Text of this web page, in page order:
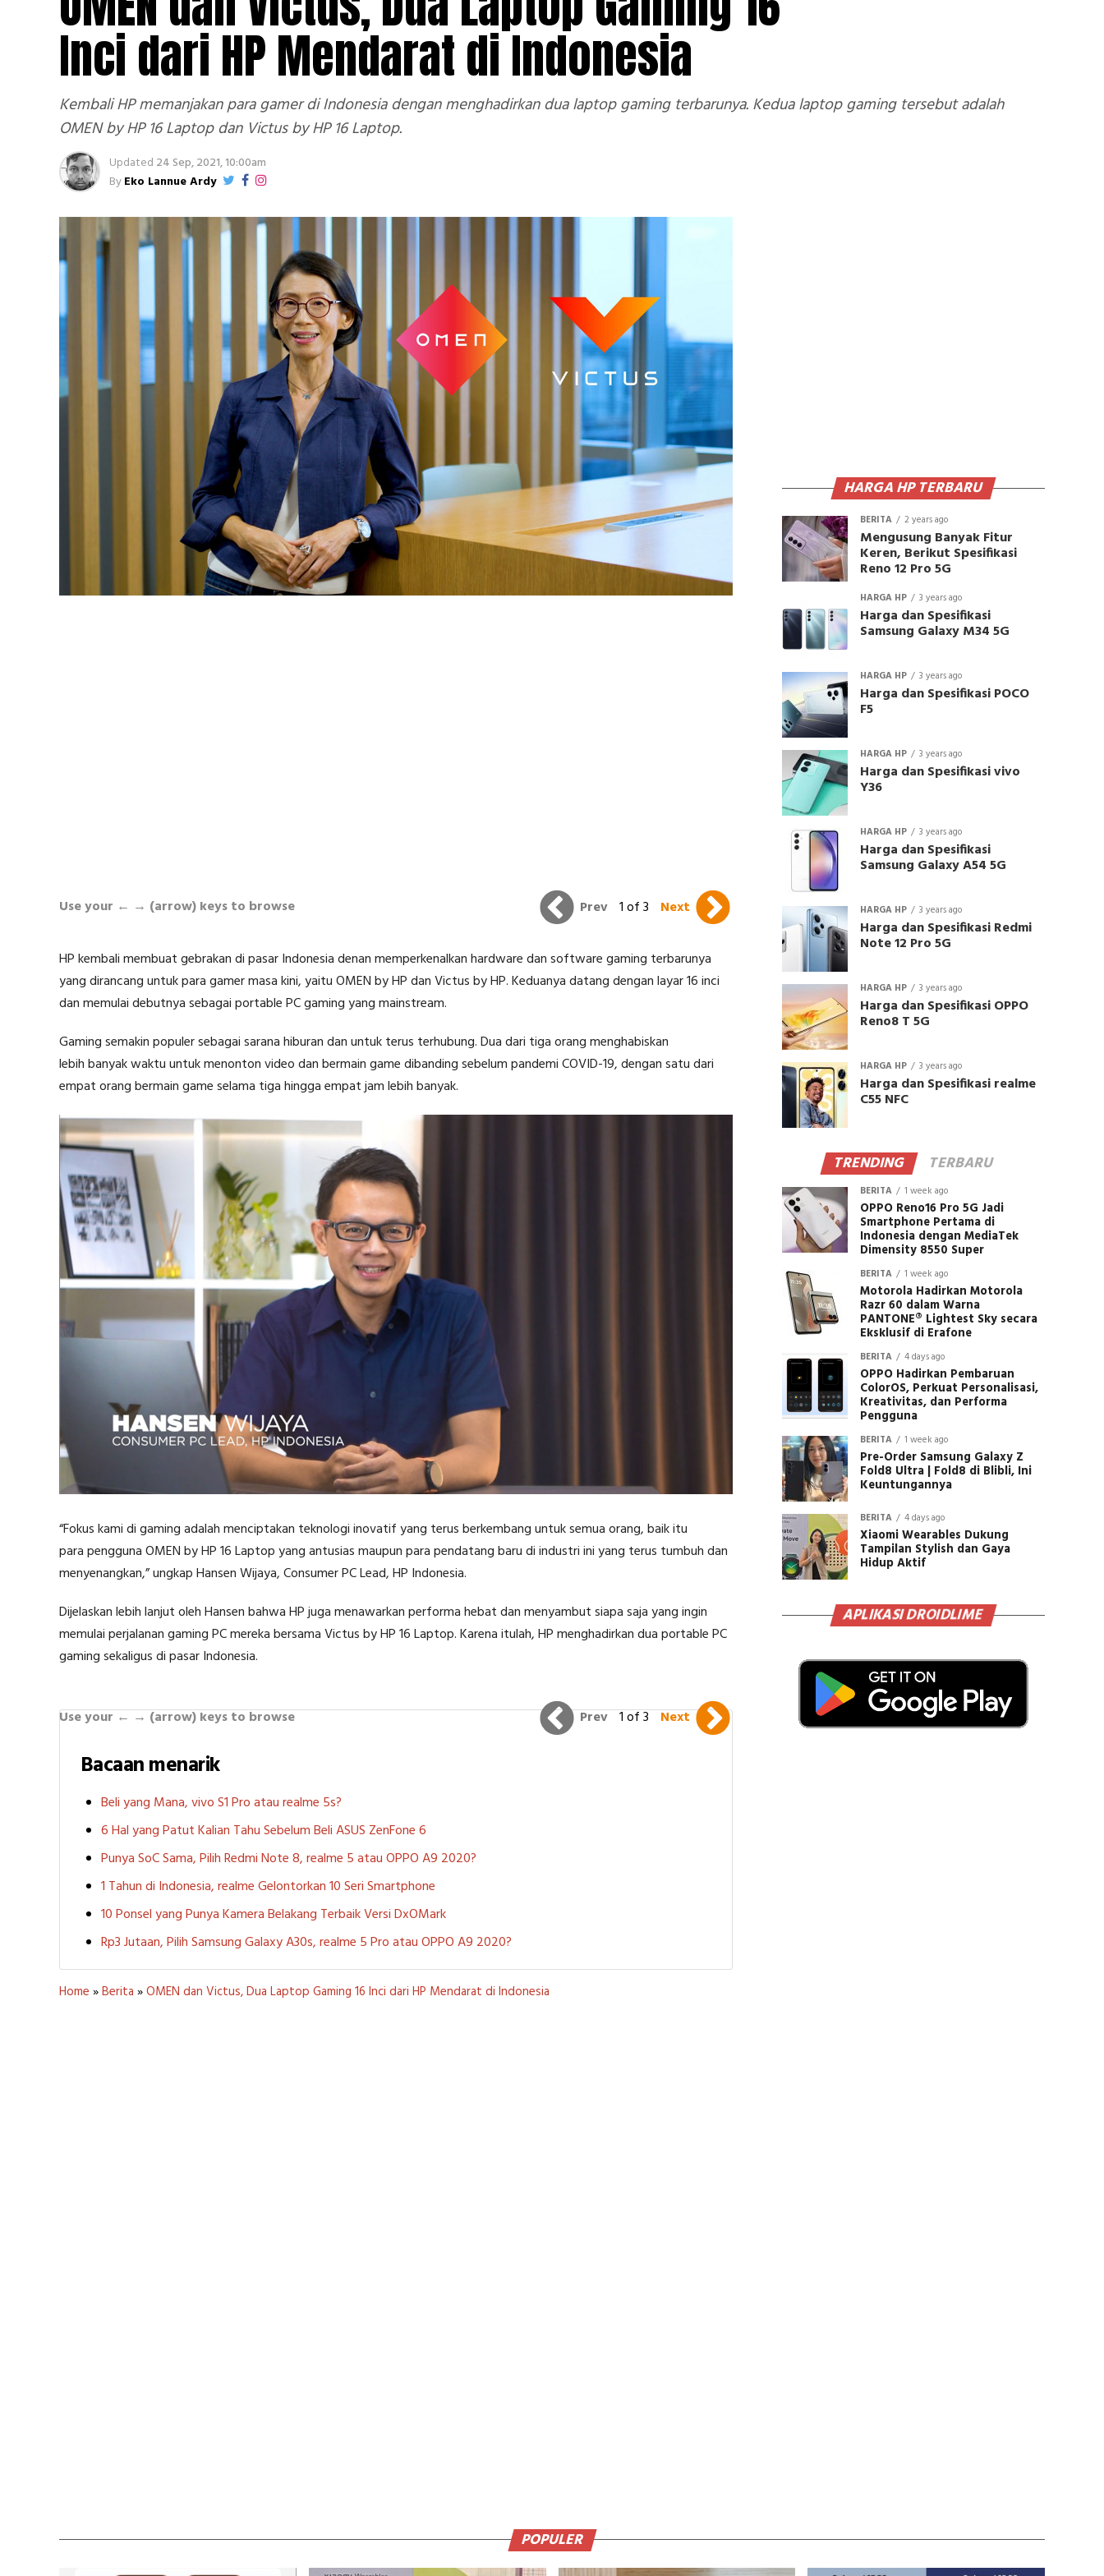
Inci dari HP Mendarat di Indonesia
Kembali HP memanjakan para gamer di Indonesia dengan menghadirkan dua laptop gaming terbarunya. Kedua laptop gaming tersebut adalah
OMEN by HP 16 Laptop dan Victus by HP 16 Laptop.
Updated 24 Sep, 2021, 10:00am
ByEko Lannue Ardy
Prev 1 of 3 Next
Use your ← → (arrow) keys to browse
HP kembali membuat gebrakan di pasar Indonesia denan memperkenalkan hardware dan software gaming terbarunya
yang dirancang untuk para gamer masa kini, yaitu OMEN by HP dan Victus by HP. Keduanya datang dengan layar 16 inci
dan memulai debutnya sebagai portable PC gaming yang mainstream.
Gaming semakin populer sebagai sarana hiburan dan untuk terus terhubung. Dua dari tiga orang menghabiskan
lebih banyak waktu untuk menonton video dan bermain game dibanding sebelum pandemi COVID-19, dengan satu dari
empat orang bermain game selama tiga hingga empat jam lebih banyak.
“Fokus kami di gaming adalah menciptakan teknologi inovatif yang terus berkembang untuk semua orang, baik itu
para pengguna OMEN by HP 16 Laptop yang antusias maupun para pendatang baru di industri ini yang terus tumbuh dan
menyenangkan,” ungkap Hansen Wijaya, Consumer PC Lead, HP Indonesia.
Dijelaskan lebih lanjut oleh Hansen bahwa HP juga menawarkan performa hebat dan menyambut siapa saja yang ingin
memulai perjalanan gaming PC mereka bersama Victus by HP 16 Laptop. Karena itulah, HP menghadirkan dua portable PC
gaming sekaligus di pasar Indonesia.
Prev 1 of 3 Next
Use your ← → (arrow) keys to browse
Bacaan menarik
Beli yang Mana, vivo S1 Pro atau realme 5s?
6 Hal yang Patut Kalian Tahu Sebelum Beli ASUS ZenFone 6
Punya SoC Sama, Pilih Redmi Note 8, realme 5 atau OPPO A9 2020?
1 Tahun di Indonesia, realme Gelontorkan 10 Seri Smartphone
10 Ponsel yang Punya Kamera Belakang Terbaik Versi DxOMark
Rp3 Jutaan, Pilih Samsung Galaxy A30s, realme 5 Pro atau OPPO A9 2020?
Home »Berita »OMEN dan Victus, Dua Laptop Gaming 16 Inci dari HP Mendarat di Indonesia
HARGA HP TERBARU
BERITA 2 years ago
Mengusung Banyak Fitur
Keren, Berikut Spesifikasi
Reno 12 Pro 5G
HARGA HP 3 years ago
Harga dan Spesifikasi
Samsung Galaxy M34 5G
HARGA HP 3 years ago
Harga dan Spesifikasi POCO
F5
HARGA HP 3 years ago
Harga dan Spesifikasi vivo
Y36
HARGA HP 3 years ago
Harga dan Spesifikasi
Samsung Galaxy A54 5G
HARGA HP 3 years ago
Harga dan Spesifikasi Redmi
Note 12 Pro 5G
HARGA HP 3 years ago
Harga dan Spesifikasi OPPO
Reno8 T 5G
HARGA HP 3 years ago
Harga dan Spesifikasi realme
C55 NFC
TRENDING TERBARU
BERITA 1 week ago
OPPO Reno16 Pro 5G Jadi
Smartphone Pertama di
Indonesia dengan MediaTek
Dimensity 8550 Super
BERITA 1 week ago
Motorola Hadirkan Motorola
Razr 60 dalam Warna
PANTONE® Lightest Sky secara
Eksklusif di Erafone
BERITA 4 days ago
OPPO Hadirkan Pembaruan
ColorOS, Perkuat Personalisasi,
Kreativitas, dan Performa
Pengguna
BERITA 1 week ago
Pre-Order Samsung Galaxy Z
Fold8 Ultra | Fold8 di Blibli, Ini
Keuntungannya
BERITA 4 days ago
Xiaomi Wearables Dukung
Tampilan Stylish dan Gaya
Hidup Aktif
APLIKASI DROIDLIME
POPULER